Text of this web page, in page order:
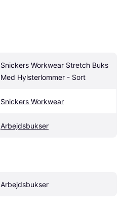
Snickers Workwear Stretch Buks
Med Hylsterlommer - Sort
Snickers Workwear
Arbejdsbukser
Arbejdsbukser